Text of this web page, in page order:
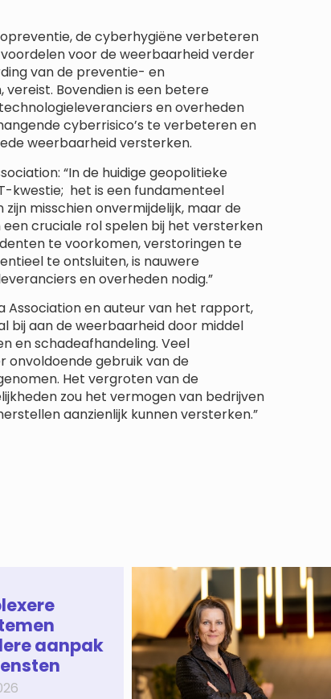
de cyberhygiëne verbeteren
voor de weerbaarheid verder
van de preventie- en
vereist. Bovendien is een betere
en overheden
cyberrisico’s te verbeteren en
weerbaarheid versterken.
“In de huidige geopolitieke
kwestie; het is een fundamenteel
misschien onvermijdelijk, maar de
cruciale rol spelen bij het versterken
te voorkomen, verstoringen te
te ontsluiten, is nauwere
en overheden nodig.”
Association en auteur van het rapport,
bij aan de weerbaarheid door middel
en schadeafhandeling. Veel
onvoldoende gebruik van de
Het vergroten van de
zou het vermogen van bedrijven
aanzienlijk kunnen versterken.”
aanpak